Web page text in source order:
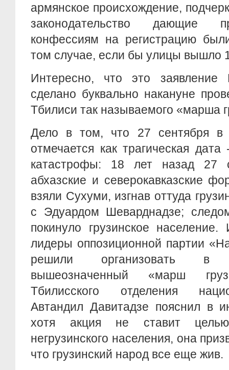
армянское происхождение,
законодательство дающие
конфессиям на регистрацию
том случае, если бы улицы вышло
Интересно, что это
сделано буквально накануне
Тбилиси так называемого «марша
Дело в том, что 27 сентября в
отмечается как трагическая
катастрофы: 18 лет назад 27
абхазские и северокавказские
взяли Сухуми, изгнав оттуда
с Эдуардом Шеварднадзе;
покинуло грузинское
лидеры оппозиционной партии
решили организовать в
вышеозначенный «марш
Тбилисского отделения
Автандил Давитадзе пояснил в
хотя акция не ставит
негрузинского населения, она
что грузинский народ все еще жив.